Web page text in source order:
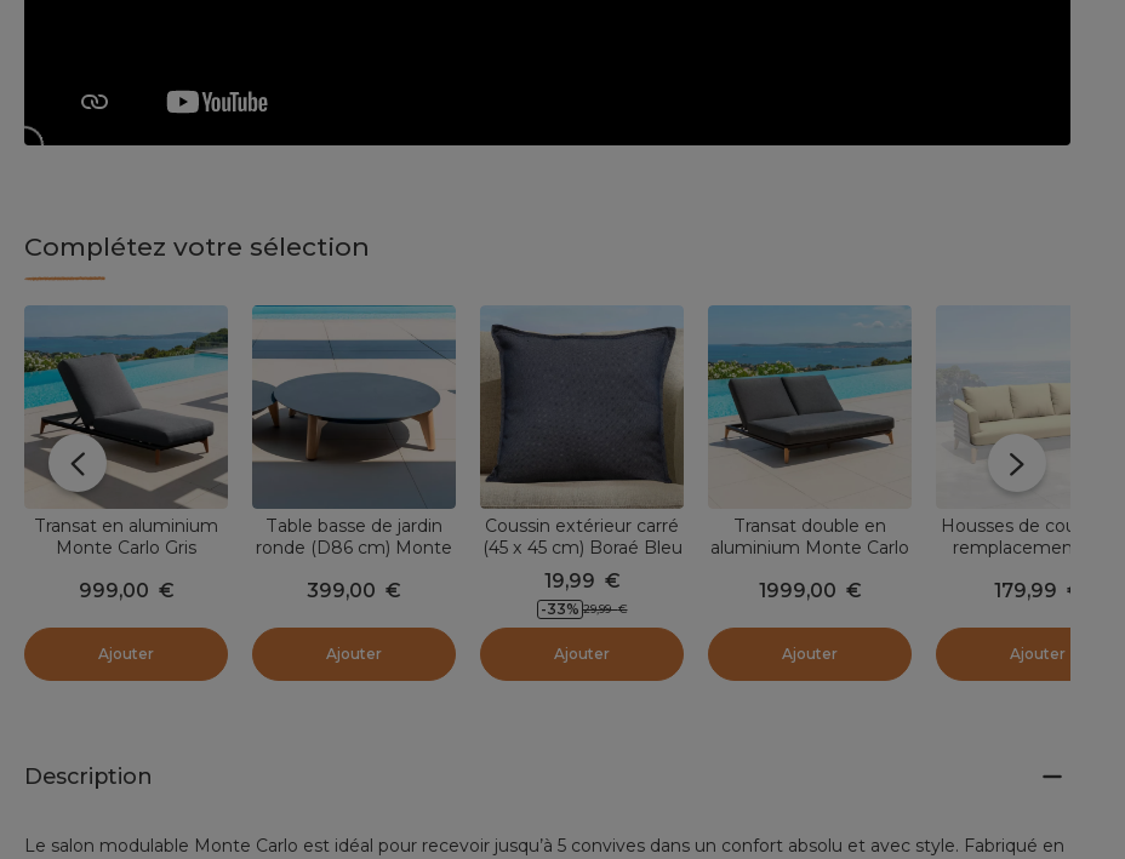
Complétez votre sélection
Transat en aluminium
Monte Carlo Gris
999,00 €
Ajouter
Table basse de jardin
ronde (D86 cm) Monte
399,00 €
Ajouter
Coussin extérieur carré
(45 x 45 cm) Boraé Bleu
marine
19,99 €
-33% 29,99 €
Ajouter
Transat double en
aluminium Monte Carlo
1999,00 €
Ajouter
Housses de coussin de
remplacement pour
Carlo Beige
179,99 €
Ajouter
Description
Le salon modulable Monte Carlo est idéal pour recevoir jusqu’à 5 convives dans un confort absolu et avec style. Fabriqué en